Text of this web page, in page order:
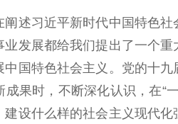
习近平新时代中国特色社
发展都给我们提出了一个
国特色社会主义。党的十
果时，不断深化认识，在
设什么样的社会主义现代